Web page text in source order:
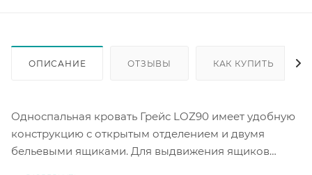
ОПИСАНИЕ ОТЗЫВЫ КАК КУПИТЬ
Односпальная кровать Грейс LOZ90 имеет удобную
конструкцию с открытым отделением и двумя
бельевыми ящиками. Для выдвижения ящиков